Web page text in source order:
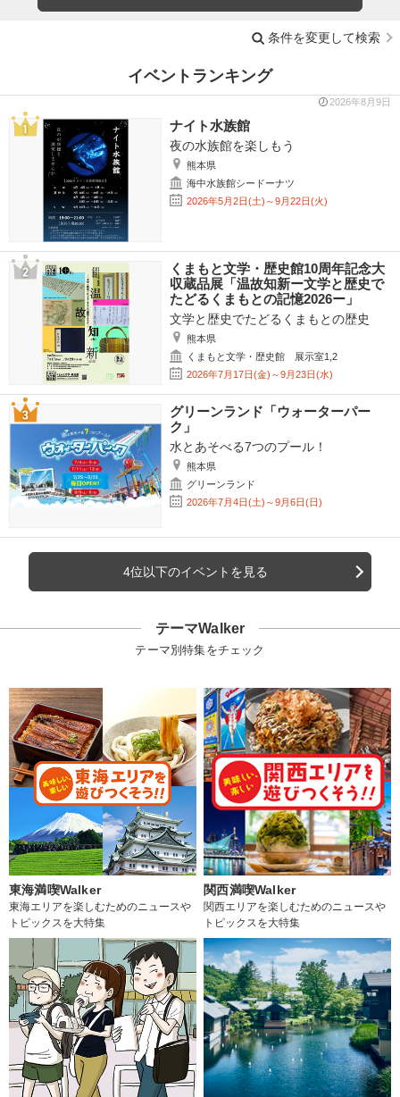
条件を変更して検索
イベントランキング
2026年8月9日
ナイト水族館
夜の水族館を楽しもう
熊本県
海中水族館シードーナツ
2026年5月2日(土)～9月22日(火)
くまもと文学・歴史館10周年記念大
収蔵品展「温故知新ー文学と歴史で
たどるくまもとの記憶2026ー」
文学と歴史でたどるくまもとの歴史
熊本県
くまもと文学・歴史館 展示室1,2
2026年7月17日(金)～9月23日(水)
グリーンランド「ウォーターパー
ク」
水とあそべる7つのプール！
熊本県
グリーンランド
2026年7月4日(土)～9月6日(日)
4位以下のイベントを見る
テーマWalker
テーマ別特集をチェック
東海満喫Walker
東海エリアを楽しむためのニュースや
トピックスを大特集
関西満喫Walker
関西エリアを楽しむためのニュースや
トピックスを大特集